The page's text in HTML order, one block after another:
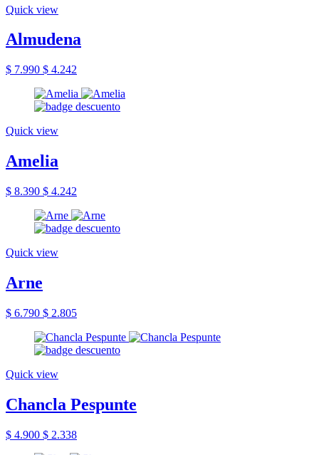
Quick view
Almudena
$ 7.990 $ 4.242
Quick view
Amelia
$ 8.390 $ 4.242
Quick view
Arne
$ 6.790 $ 2.805
Quick view
Chancla Pespunte
$ 4.900 $ 2.338